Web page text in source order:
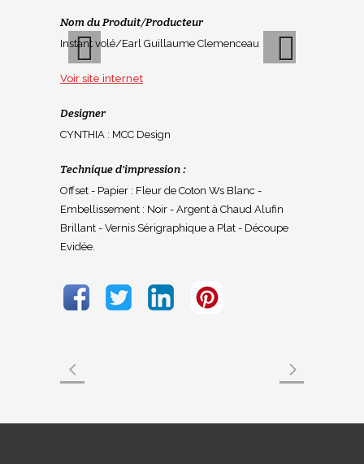
Nom du Produit/Producteur
Instant volé/Earl Guillaume Clemenceau
Voir site internet
Designer
CYNTHIA : MCC Design
Technique d'impression :
Offset - Papier : Fleur de Coton Ws Blanc -
Embellissement : Noir - Argent à Chaud Alufin
Brillant - Vernis Sérigraphique a Plat - Découpe
Evidée.